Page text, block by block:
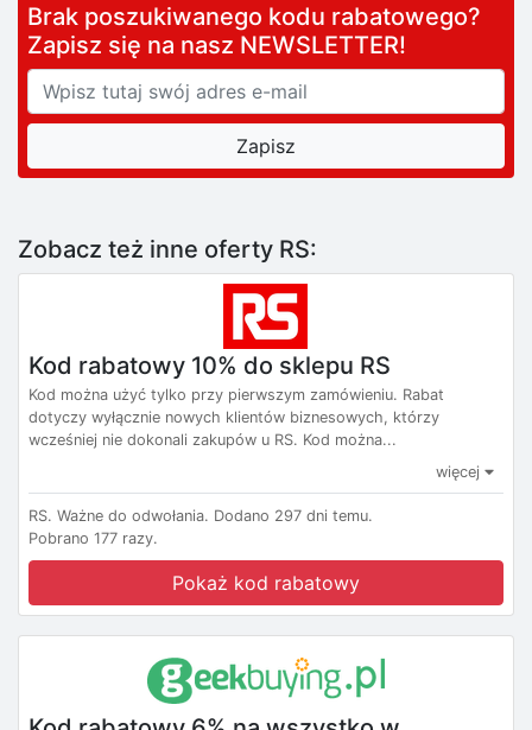
Brak poszukiwanego kodu rabatowego?
Zapisz się na nasz NEWSLETTER!
Zobacz też inne oferty RS:
Kod rabatowy 10% do sklepu RS
Kod można użyć tylko przy pierwszym zamówieniu. Rabat
dotyczy wyłącznie nowych klientów biznesowych, którzy
wcześniej nie dokonali zakupów u RS. Kod można...
więcej
RS. Ważne do odwołania. Dodano 297 dni temu.
Pobrano 177 razy.
Pokaż kod rabatowy